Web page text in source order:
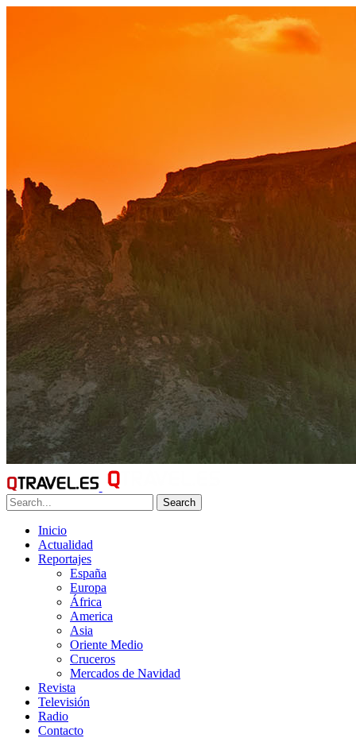
Search
Inicio
Actualidad
Reportajes
España
Europa
África
America
Asia
Oriente Medio
Cruceros
Mercados de Navidad
Revista
Televisión
Radio
Contacto